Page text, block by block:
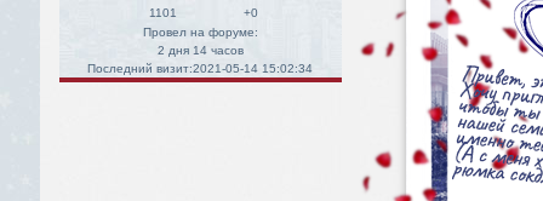
1101
+0
Провел на форуме:
2 дня 14 часов
Последний визит:2021-05-14 15:02:34